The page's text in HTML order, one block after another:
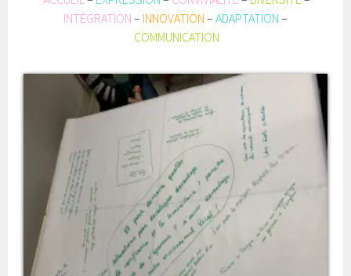
INTÉGRATION – INNOVATION – ADAPTATION –
COMMUNICATION